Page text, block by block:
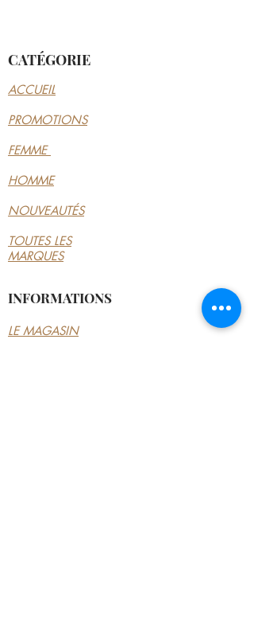
CATÉGORIE
ACCUEIL
PROMOTIONS
FEMME
HOMME
NOUVEAUTÉS
TOUTES LES
MARQUES
INFORMATIONS
LE MAGASIN